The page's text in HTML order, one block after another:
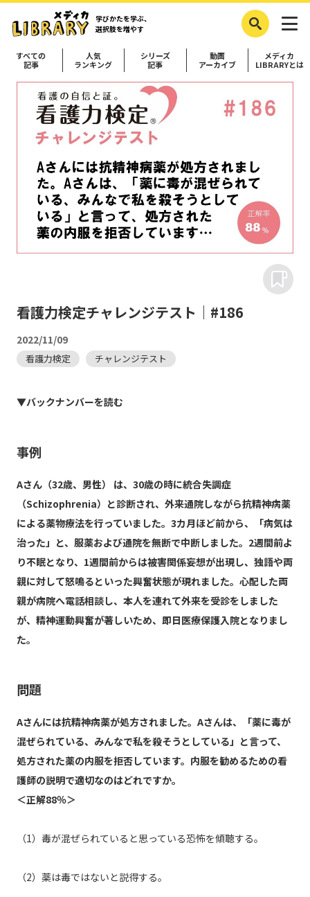
学びかたを学ぶ、
選択肢を増やす
すべての
記事
人気
ランキング
シリーズ
記事
動画
アーカイブ
メディカ
LIBRARYとは
看護力検定チャレンジテスト｜#186
2022/11/09
看護力検定 チャレンジテスト
▼バックナンバーを読む
事例
Aさん（32歳、男性） は、30歳の時に統合失調症
（Schizophrenia）と診断され、外来通院しながら抗精神病薬
による薬物療法を行っていました。3カ月ほど前から、「病気は
治った」と、服薬および通院を無断で中断しました。2週間前よ
り不眠となり、1週間前からは被害関係妄想が出現し、独語や両
親に対して怒鳴るといった興奮状態が現れました。心配した両
親が病院へ電話相談し、本人を連れて外来を受診をしました
が、精神運動興奮が著しいため、即日医療保護入院となりまし
た。
問題
Aさんには抗精神病薬が処方されました。Aさんは、「薬に毒が
混ぜられている、みんなで私を殺そうとしている」と言って、
処方された薬の内服を拒否しています。内服を勧めるための看
護師の説明で適切なのはどれですか。
＜正解88％＞
（1）毒が混ぜられていると思っている恐怖を傾聴する。
（2）薬は毒ではないと説得する。